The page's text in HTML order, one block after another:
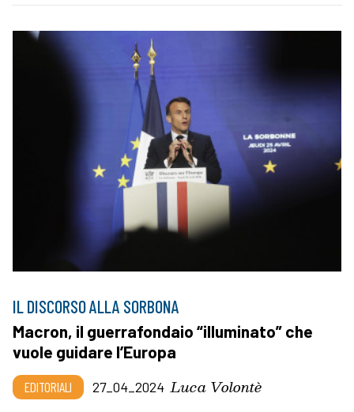
IL DISCORSO ALLA SORBONA
Macron, il guerrafondaio “illuminato” che
vuole guidare l’Europa
EDITORIALI 27_04_2024 Luca Volontè